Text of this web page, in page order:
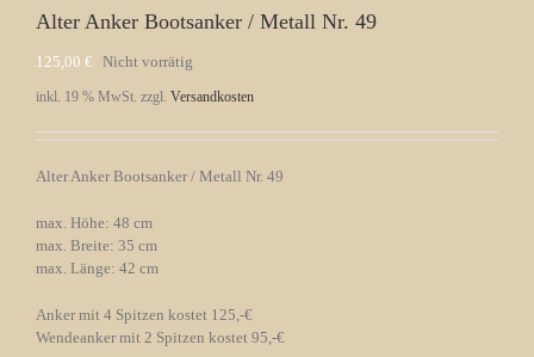
Alter Anker Bootsanker / Metall Nr. 49
125,00 € Nicht vorrätig
inkl. 19 % MwSt. zzgl. Versandkosten
Alter Anker Bootsanker / Metall Nr. 49
max. Höhe: 48 cm
max. Breite: 35 cm
max. Länge: 42 cm
Anker mit 4 Spitzen kostet 125,-€
Wendeanker mit 2 Spitzen kostet 95,-€